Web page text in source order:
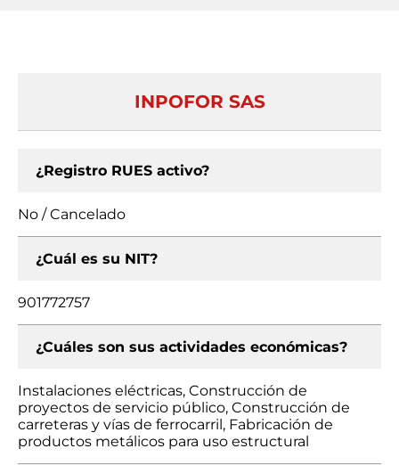
INPOFOR SAS
¿Registro RUES activo?
No / Cancelado
¿Cuál es su NIT?
901772757
¿Cuáles son sus actividades económicas?
Instalaciones eléctricas, Construcción de
proyectos de servicio público, Construcción de
carreteras y vías de ferrocarril, Fabricación de
productos metálicos para uso estructural